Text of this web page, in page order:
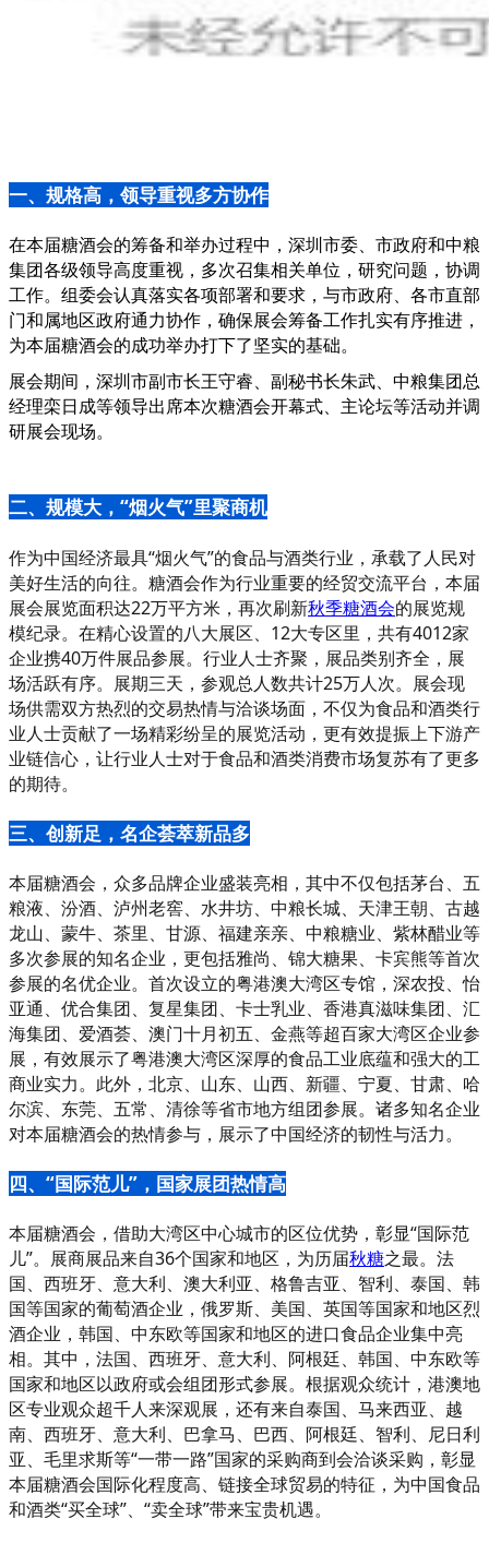
一、规格高，领导重视多方协作
在本届糖酒会的筹备和举办过程中，深圳市委、市政府和中粮
集团各级领导高度重视，多次召集相关单位，研究问题，协调
工作。组委会认真落实各项部署和要求，与市政府、各市直部
门和属地区政府通力协作，确保展会筹备工作扎实有序推进，
为本届糖酒会的成功举办打下了坚实的基础。
展会期间，深圳市副市长王守睿、副秘书长朱武、中粮集团总
经理栾日成等领导出席本次糖酒会开幕式、主论坛等活动并调
研展会现场。
二、规模大，“烟火气”里聚商机
作为中国经济最具“烟火气”的食品与酒类行业，承载了人民对
美好生活的向往。糖酒会作为行业重要的经贸交流平台，本届
展会展览面积达22万平方米，再次刷新秋季糖酒会的展览规
模纪录。在精心设置的八大展区、12大专区里，共有4012家
企业携40万件展品参展。行业人士齐聚，展品类别齐全，展
场活跃有序。展期三天，参观总人数共计25万人次。展会现
场供需双方热烈的交易热情与洽谈场面，不仅为食品和酒类行
业人士贡献了一场精彩纷呈的展览活动，更有效提振上下游产
业链信心，让行业人士对于食品和酒类消费市场复苏有了更多
的期待。
三、创新足，名企荟萃新品多
本届糖酒会，众多品牌企业盛装亮相，其中不仅包括茅台、五
粮液、汾酒、泸州老窖、水井坊、中粮长城、天津王朝、古越
龙山、蒙牛、茶里、甘源、福建亲亲、中粮糖业、紫林醋业等
多次参展的知名企业，更包括雅尚、锦大糖果、卡宾熊等首次
参展的名优企业。首次设立的粤港澳大湾区专馆，深农投、怡
亚通、优合集团、复星集团、卡士乳业、香港真滋味集团、汇
海集团、爱酒荟、澳门十月初五、金燕等超百家大湾区企业参
展，有效展示了粤港澳大湾区深厚的食品工业底蕴和强大的工
商业实力。此外，北京、山东、山西、新疆、宁夏、甘肃、哈
尔滨、东莞、五常、清徐等省市地方组团参展。诸多知名企业
对本届糖酒会的热情参与，展示了中国经济的韧性与活力。
四、“国际范儿”，国家展团热情高
本届糖酒会，借助大湾区中心城市的区位优势，彰显“国际范
儿”。展商展品来自36个国家和地区，为历届秋糖之最。法
国、西班牙、意大利、澳大利亚、格鲁吉亚、智利、泰国、韩
国等国家的葡萄酒企业，俄罗斯、美国、英国等国家和地区烈
酒企业，韩国、中东欧等国家和地区的进口食品企业集中亮
相。其中，法国、西班牙、意大利、阿根廷、韩国、中东欧等
国家和地区以政府或会组团形式参展。根据观众统计，港澳地
区专业观众超千人来深观展，还有来自泰国、马来西亚、越
南、西班牙、意大利、巴拿马、巴西、阿根廷、智利、尼日利
亚、毛里求斯等“一带一路”国家的采购商到会洽谈采购，彰显
本届糖酒会国际化程度高、链接全球贸易的特征，为中国食品
和酒类“买全球”、“卖全球”带来宝贵机遇。